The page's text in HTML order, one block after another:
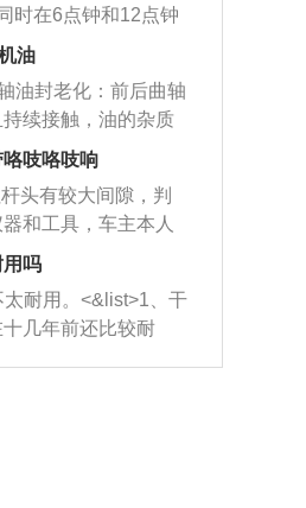
的位置处，然后将
就可以将堵塞的东
是因为积碳过多引起
元催化器泡在草酸
到解决，将清洗剂
油混合后，车辆启
一起进入到燃烧
出，就可以让三元
气管堵塞的情况就
时在6点钟和12点钟
<&list>2、双手握住
同样也要打相同的
后强调要反复练
肌肉记忆，在真实
要记忆也能打好方
油
油封老化：前后曲轴
续接触，油的杂质
变化使其密封效果
或漏油。<&list>2、
会使活塞环与缸体
油流入燃烧室中，
、机油粘度。使用
，同样会有烧机油现
有很好的流动性，
吱咯吱响
头有较大间隙，判
和工具，车主本人
辆送到修理厂或4s
轴套管防尘罩破
油现象，使半轴磨
容易损坏，产生异
的转向胶套和球头
用吗
耐用。<&list>1、干
几年前还比较耐